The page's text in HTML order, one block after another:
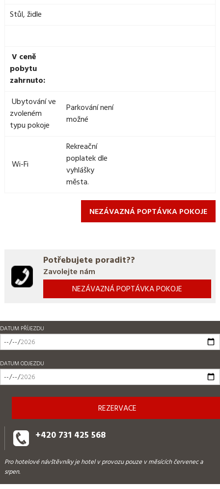
Stůl, židle
V ceně
pobytu
zahrnuto:
Ubytování ve
zvoleném
typu pokoje
Parkování není
možné
Wi-Fi
Rekreační
poplatek dle
vyhlášky
města.
NEZÁVAZNÁ POPTÁVKA POKOJE
Potřebujete poradit??
Zavolejte nám
NEZÁVAZNÁ POPTÁVKA POKOJE
DATUM PŘÍJEZDU
DATUM ODJEZDU
+420 731 425 568
Pro hotelové návštěvníky je hotel v provozu pouze v měsících červenec a
srpen.